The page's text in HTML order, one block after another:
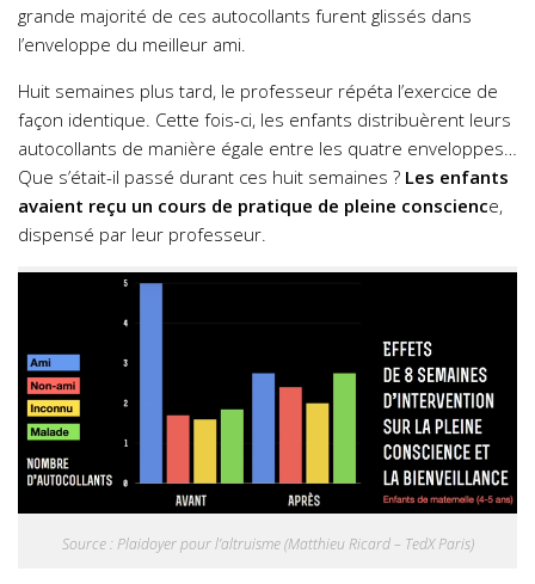
grande majorité de ces autocollants furent glissés dans
l’enveloppe du meilleur ami.
Huit semaines plus tard, le professeur répéta l’exercice de
façon identique. Cette fois-ci, les enfants distribuèrent leurs
autocollants de manière égale entre les quatre enveloppes…
Que s’était-il passé durant ces huit semaines ? Les enfants
avaient reçu un cours de pratique de pleine conscience,
dispensé par leur professeur.
Source : Plaidoyer pour l’altruisme (Matthieu Ricard – TedX Paris)